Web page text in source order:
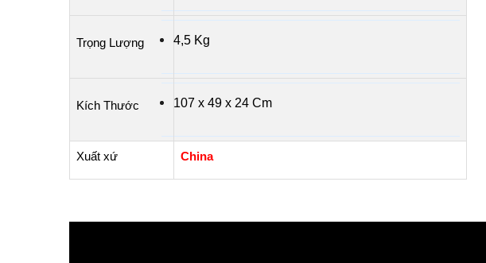
Trọng Lượng 4,5 Kg
Kích Thước 107 x 49 x 24 Cm
Xuất xứ China